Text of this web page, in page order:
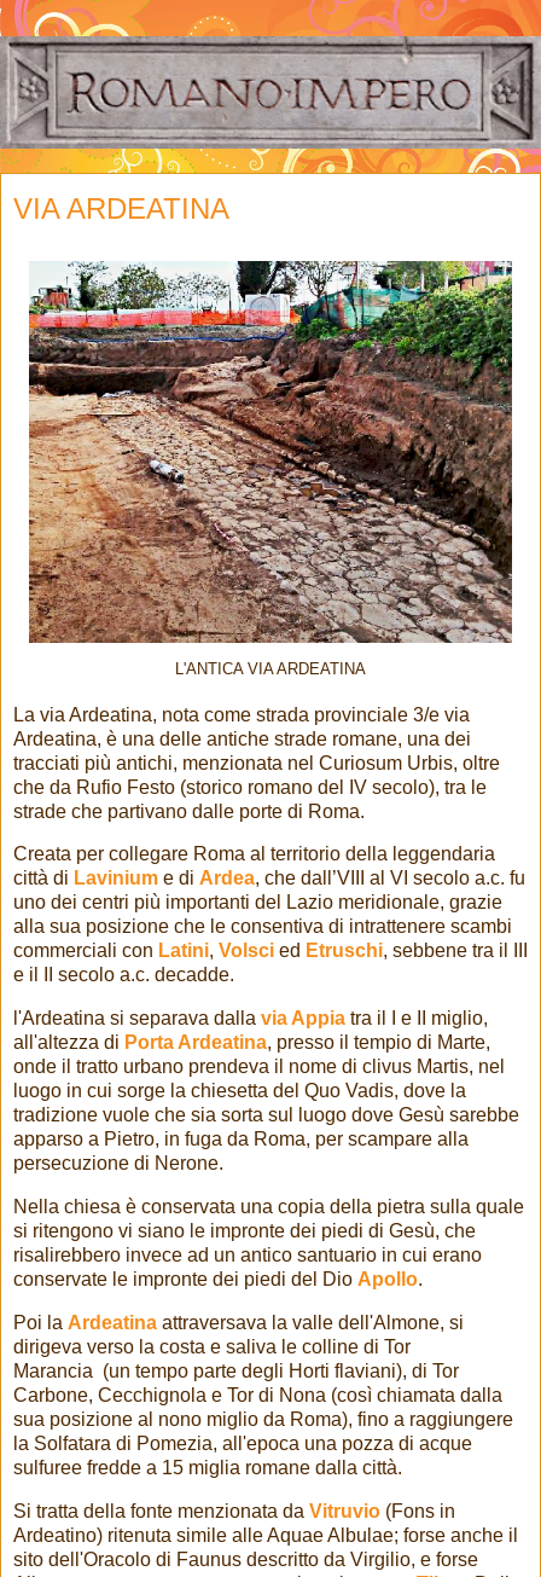
VIA ARDEATINA
L'ANTICA VIA ARDEATINA
La via Ardeatina, nota come strada provinciale 3/e via
Ardeatina, è una delle antiche strade romane, una dei
tracciati più antichi, menzionata nel Curiosum Urbis, oltre
che da Rufio Festo (storico romano del IV secolo), tra le
strade che partivano dalle porte di Roma.
Creata per collegare Roma al territorio della leggendaria
città di Lavinium e di Ardea, che dall’VIII al VI secolo a.c. fu
uno dei centri più importanti del Lazio meridionale, grazie
alla sua posizione che le consentiva di intrattenere scambi
commerciali con Latini, Volsci ed Etruschi, sebbene tra il III
e il II secolo a.c. decadde.
l'Ardeatina si separava dalla via Appia tra il I e II miglio,
all'altezza di Porta Ardeatina, presso il tempio di Marte,
onde il tratto urbano prendeva il nome di clivus Martis, nel
luogo in cui sorge la chiesetta del Quo Vadis, dove la
tradizione vuole che sia sorta sul luogo dove Gesù sarebbe
apparso a Pietro, in fuga da Roma, per scampare alla
persecuzione di Nerone.
Nella chiesa è conservata una copia della pietra sulla quale
si ritengono vi siano le impronte dei piedi di Gesù, che
risalirebbero invece ad un antico santuario in cui erano
conservate le impronte dei piedi del Dio Apollo.
Poi la Ardeatina attraversava la valle dell'Almone, si
dirigeva verso la costa e saliva le colline di Tor
Marancia (un tempo parte degli Horti flaviani), di Tor
Carbone, Cecchignola e Tor di Nona (così chiamata dalla
sua posizione al nono miglio da Roma), fino a raggiungere
la Solfatara di Pomezia, all'epoca una pozza di acque
sulfuree fredde a 15 miglia romane dalla città.
Si tratta della fonte menzionata da Vitruvio (Fons in
Ardeatino) ritenuta simile alle Aquae Albulae; forse anche il
sito dell'Oracolo di Faunus descritto da Virgilio, e forse